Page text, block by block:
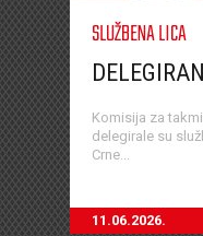
SLUŽBENA LICA
Komisija za
delegirale su
Crne...
11.06.2026.